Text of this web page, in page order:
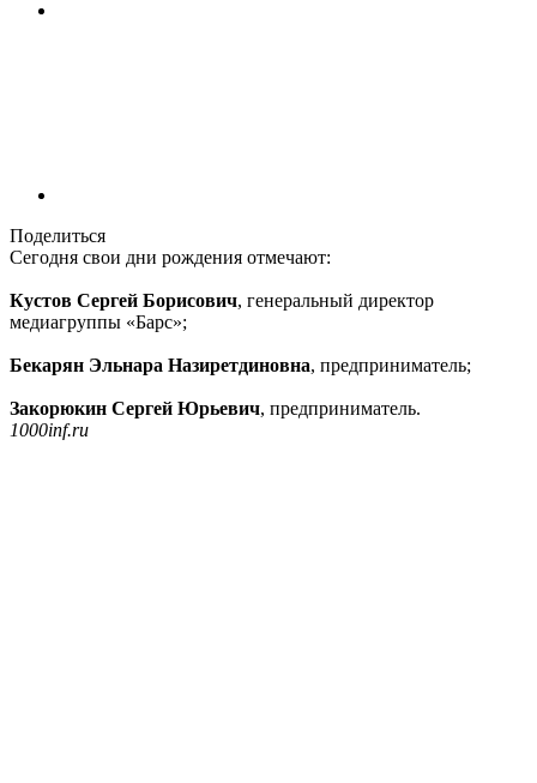
Поделиться
Сегодня свои дни рождения отмечают:
Кустов Сергей Борисович, генеральный директор
медиагруппы «Барс»;
Бекарян Эльнара Назиретдиновна, предприниматель;
Закорюкин Сергей Юрьевич, предприниматель.
1000inf.ru